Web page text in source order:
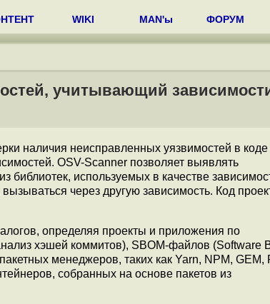
WIKI MAN'ы ФОРУМ
учитывающий
наличия неисправленных уязвимостей в коде
OSV-Scanner позволяет выявлять
библиотек, используемых в качестве
через другую зависимость. Код
определяя проекты и приложения по
хэшей коммитов), SBOM-файлов (Software
менеджеров, таких как Yarn, NPM, GEM,
собранных на основе пакетов из